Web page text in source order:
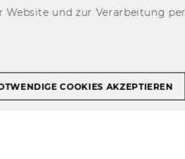
und zur Verarbeitung
COOKIES AKZEPTIEREN